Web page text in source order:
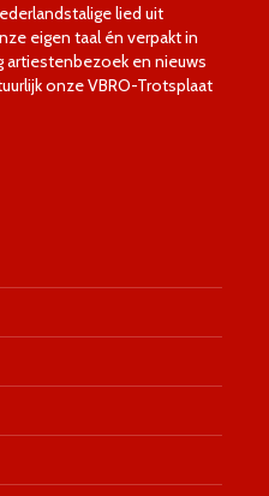
lied uit
eigen taal én verpakt in
artiestenbezoek en nieuws
onze VBRO-Trotsplaat